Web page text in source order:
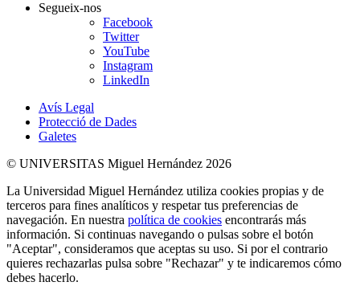
Segueix-nos
Facebook
Twitter
YouTube
Instagram
LinkedIn
Avís Legal
Protecció de Dades
Galetes
© UNIVERSITAS Miguel Hernández 2026
La Universidad Miguel Hernández utiliza cookies propias y de
terceros para fines analíticos y respetar tus preferencias de
navegación. En nuestra política de cookies encontrarás más
información. Si continuas navegando o pulsas sobre el botón
"Aceptar", consideramos que aceptas su uso. Si por el contrario
quieres rechazarlas pulsa sobre "Rechazar" y te indicaremos cómo
debes hacerlo.